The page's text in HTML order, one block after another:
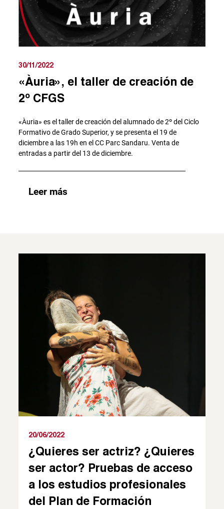
30/11/2022
«Àuria», el taller de creación de
2º CFGS
«Àuria» es el taller de creación del alumnado de 2º del Ciclo
Formativo de Grado Superior, y se presenta el 19 de
diciembre a las 19h en el CC Parc Sandaru. Venta de
entradas a partir del 13 de diciembre.
Leer más
20/06/2022
¿Quieres ser actriz? ¿Quieres
ser actor? Pruebas de acceso
a los estudios profesionales
del Plan de Formación